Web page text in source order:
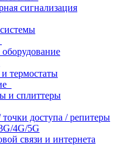
сигнализация
термостаты
и сплиттеры
доступа / репитеры
4G/5G
связи и интернета